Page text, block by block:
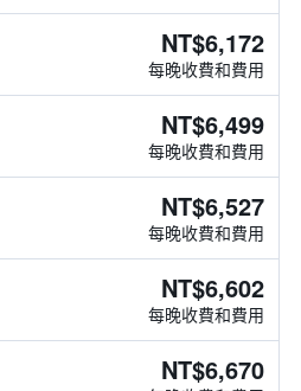
NT$6,172
每晚收費和費用
NT$6,499
每晚收費和費用
NT$6,527
每晚收費和費用
NT$6,602
每晚收費和費用
NT$6,670